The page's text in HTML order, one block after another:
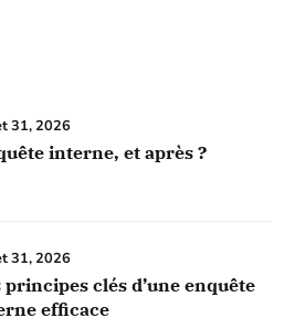
31, 2026
interne, et après ?
31, 2026
principes clés d’une enquête
efficace